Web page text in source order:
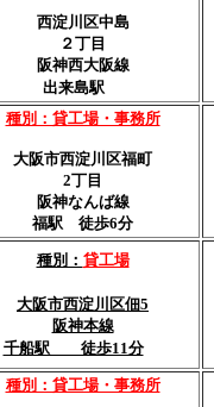
西淀川区中島
２丁目
阪神西大阪線
出来島駅
種別：貸工場・事務所
大阪市西淀川区福町
2丁目
阪神なんば線
福駅 徒歩6分
種別： 貸工場
大阪市西淀川区佃5
阪神本線
千船駅 徒歩11分
種別：貸工場・事務所